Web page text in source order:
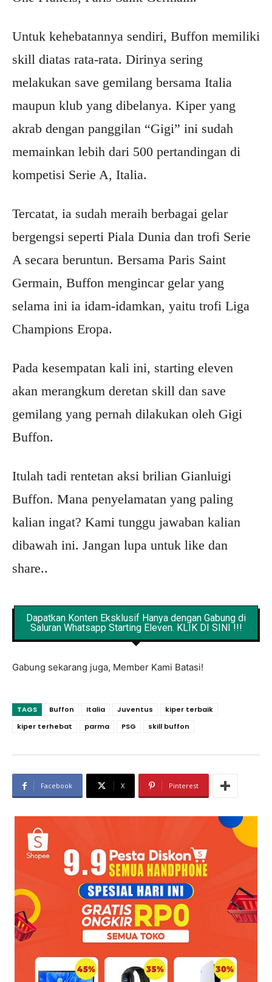
Untuk kehebatannya sendiri, Buffon memiliki
skill diatas rata-rata. Dirinya sering
melakukan save gemilang bersama Italia
maupun klub yang dibelanya. Kiper yang
akrab dengan panggilan “Gigi” ini sudah
memainkan lebih dari 500 pertandingan di
kompetisi Serie A, Italia.
Tercatat, ia sudah meraih berbagai gelar
bergengsi seperti Piala Dunia dan trofi Serie
A secara beruntun. Bersama Paris Saint
Germain, Buffon mengincar gelar yang
selama ini ia idam-idamkan, yaitu trofi Liga
Champions Eropa.
Pada kesempatan kali ini, starting eleven
akan merangkum deretan skill dan save
gemilang yang pernah dilakukan oleh Gigi
Buffon.
Itulah tadi rentetan aksi brilian Gianluigi
Buffon. Mana penyelamatan yang paling
kalian ingat? Kami tunggu jawaban kalian
dibawah ini. Jangan lupa untuk like dan
share..
Dapatkan Konten Eksklusif Hanya dengan Gabung di
Saluran Whatsapp Starting Eleven. KLIK DI SINI !!!
Gabung sekarang juga, Member Kami Batasi!
TAGS Buffon Italia Juventus
kiper terbaik
kiper terhebat
parma PSG skill buffon
Facebook X Pinterest